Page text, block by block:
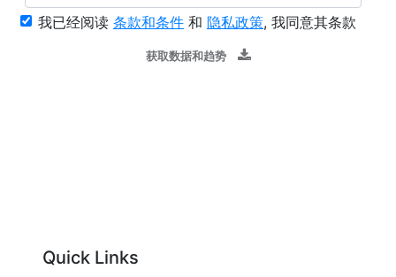
我已经阅读 条款和条件 和 隐私政策, 我同意其条款
获取数据和趋势
Quick Links